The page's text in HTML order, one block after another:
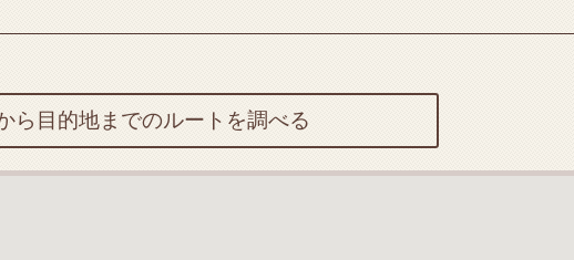
ら目的地までのルートを調べる